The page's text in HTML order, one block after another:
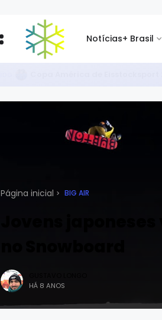
Notícias+ Brasil
Página inicial BIG AIR
Jovens
HÁ 8 ANOS